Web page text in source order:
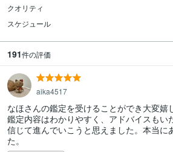
クオリティ
スケジュール
191件の評価
aika4517
なほさんの鑑定を受けることができ大変嬉
鑑定内容はわかりやすく、アドバイスもい
信じて進んでいこうと思えました。本当に
た。